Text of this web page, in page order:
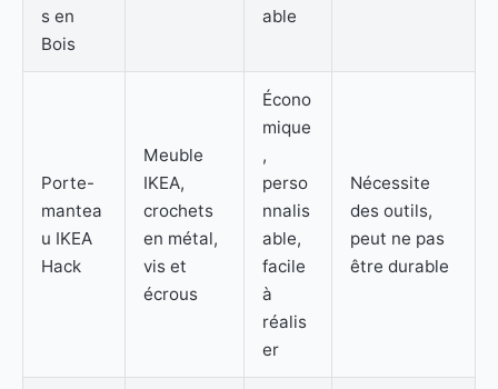
s en
Bois
able
Porte-
mantea
u IKEA
Hack
Meuble
IKEA,
crochets
en métal,
vis et
écrous
Écono
mique
,
perso
nnalis
able,
facile
à
réalis
er
Nécessite
des outils,
peut ne pas
être durable